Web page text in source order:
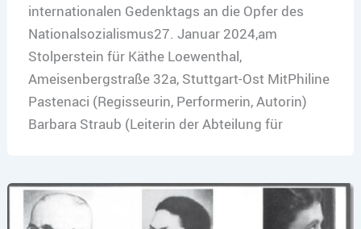
internationalen Gedenktags an die Opfer des
Nationalsozialismus27. Januar 2024,am
Stolperstein für Käthe Loewenthal,
Ameisenbergstraße 32a, Stuttgart-Ost MitPhiline
Pastenaci (Regisseurin, Performerin, Autorin)
Barbara Straub (Leiterin der Abteilung für